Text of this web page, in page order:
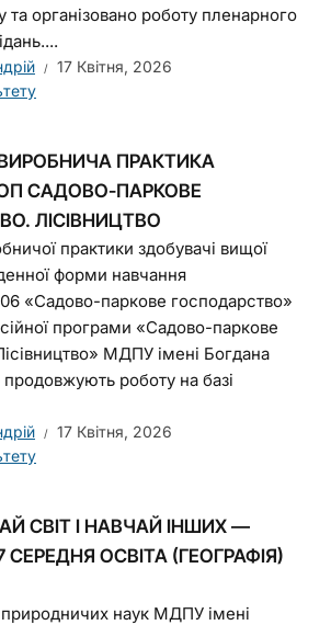
та організовано роботу пленарного
17 Квітня, 2026
ПРАКТИКА
САДОВО-ПАРКОВЕ
ЛІСІВНИЦТВО
практики здобувачі вищої
денної форми навчання
«Садово-паркове господарство»
програми «Садово-паркове
МДПУ імені Богдана
роботу на базі
17 Квітня, 2026
СВІТ І НАВЧАЙ ІНШИХ —
ОСВІТА (ГЕОГРАФІЯ)
природничих наук МДПУ імені